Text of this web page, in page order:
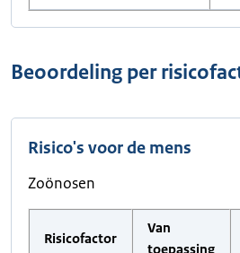
Beoordeling per
Risico's voor de mens
Zoönosen
Risicofactor
Van
toepassing